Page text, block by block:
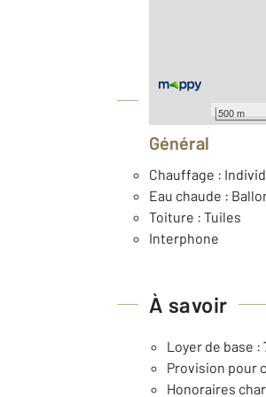
500 m
Général
Chauffage :
Eau chaude :
Toiture : Tuiles
Interphone
À savoir
Loyer de base :
Provision pour
Honoraires